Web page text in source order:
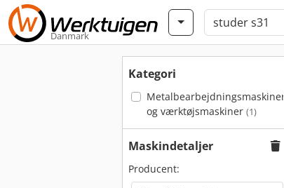
Danmark
Kategori
Metalbearbejdningsmaskiner
og værktøjsmaskiner (1)
Maskindetaljer
Producent: